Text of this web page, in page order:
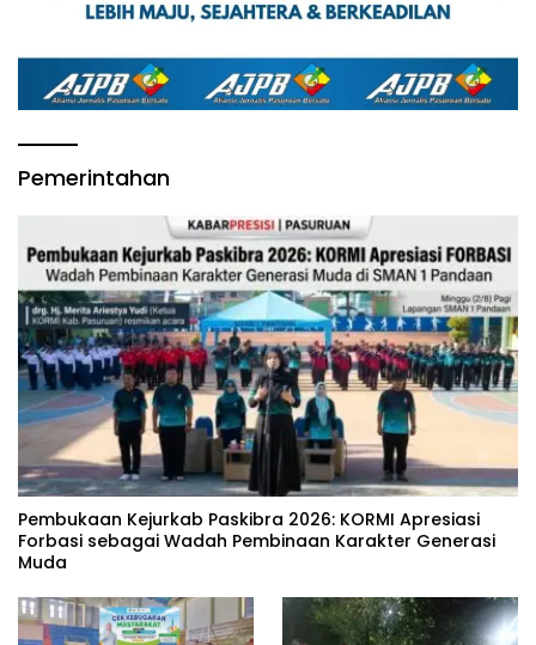
Pemerintahan
‎Pembukaan Kejurkab Paskibra 2026: KORMI Apresiasi
Forbasi sebagai Wadah Pembinaan Karakter Generasi
Muda